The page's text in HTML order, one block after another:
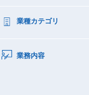
業種カテゴリ
業務内容